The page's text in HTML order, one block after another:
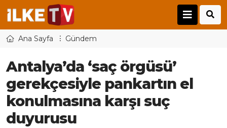
Ana Sayfa Gündem
Antalya’da ‘saç örgüsü’
gerekçesiyle pankartın el
konulmasına karşı suç
duyurusu